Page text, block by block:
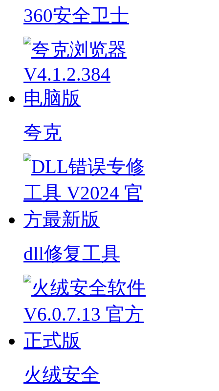
360安全卫士
夸克
dll修复工具
火绒安全